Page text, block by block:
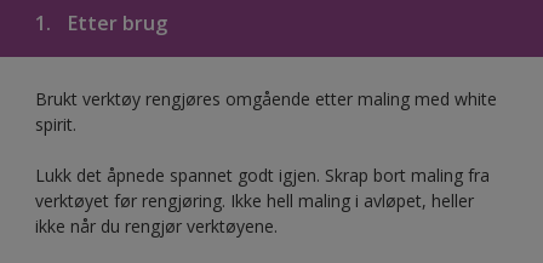
1. Etter brug
Brukt verktøy rengjøres omgående etter maling med white
spirit.
Lukk det åpnede spannet godt igjen. Skrap bort maling fra
verktøyet før rengjøring. Ikke hell maling i avløpet, heller
ikke når du rengjør verktøyene.